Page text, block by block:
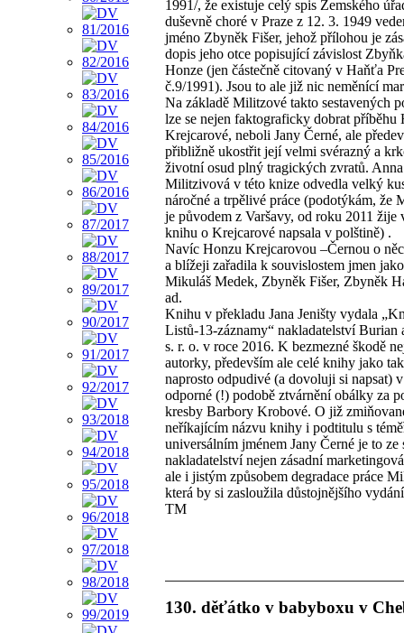
1991/, že existuje celý spis Zemského
duševně choré v Praze z 12. 3. 1949
jméno Zbyněk Fišer, jehož přílohou je
dopis jeho otce popisující závislost
Honze (jen částečně citovaný v Haňťa
č.9/1991). Jsou to ale již nic neměnící
Na základě Militzové takto sestavených
lze se nejen faktograficky dobrat příběhu
Krejcarové, neboli Jany Černé, ale
přibližně ukostřit její velmi svérazný a
životní osud plný tragických zvratů. Anna
Militzivová v této knize odvedla velký
náročné a trpělivé práce (podotýkám, že
je původem z Varšavy, od roku 2011 žije
knihu o Krejcarové napsala v polštině) .
Navíc Honzu Krejcarovou –Černou o
a blížeji zařadila k souvislostem jmen
Mikuláš Medek, Zbyněk Fišer, Zbyněk
ad.
Knihu v překladu Jana Jeništy vydala
Listů-13-záznamy“ nakladatelství Burian
s. r. o. v roce 2016. K bezmezné škodě
autorky, především ale celé knihy jako
naprosto odpudivé (a dovoluji si napsat)
odporné (!) podobě ztvárnění obálky za
kresby Barbory Krobové. O již
neříkajícím názvu knihy i podtitulu s
universálním jménem Jany Černé je to ze
nakladatelství nejen zásadní
ale i jistým způsobem degradace práce
která by si zasloužila důstojnějšího
TM
130. děťátko v babyboxu v